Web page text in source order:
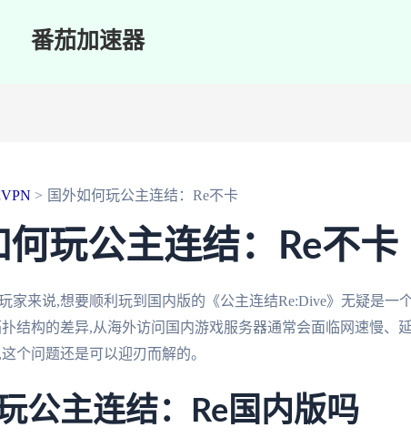
番茄加速器
国外如何玩公主连结：Re不卡
何玩公主连结：Re不卡
家来说,想要顺利玩到国内版的《公主连结Re:Dive》无疑是一
结构的差异,从海外访问国内游戏服务器通常会面临网速慢、
个问题还是可以迎刃而解的。
公主连结：Re国内版吗